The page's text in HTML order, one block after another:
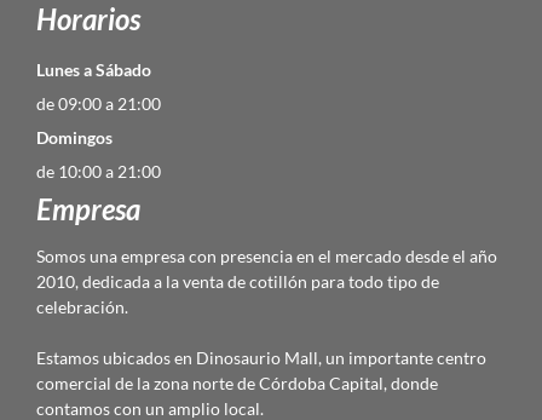
Horarios
Lunes a Sábado
de 09:00 a 21:00
Domingos
de 10:00 a 21:00
Empresa
Somos una empresa con presencia en el mercado desde el año
2010, dedicada a la venta de cotillón para todo tipo de
celebración.
Estamos ubicados en Dinosaurio Mall, un importante centro
comercial de la zona norte de Córdoba Capital, donde
contamos con un amplio local.